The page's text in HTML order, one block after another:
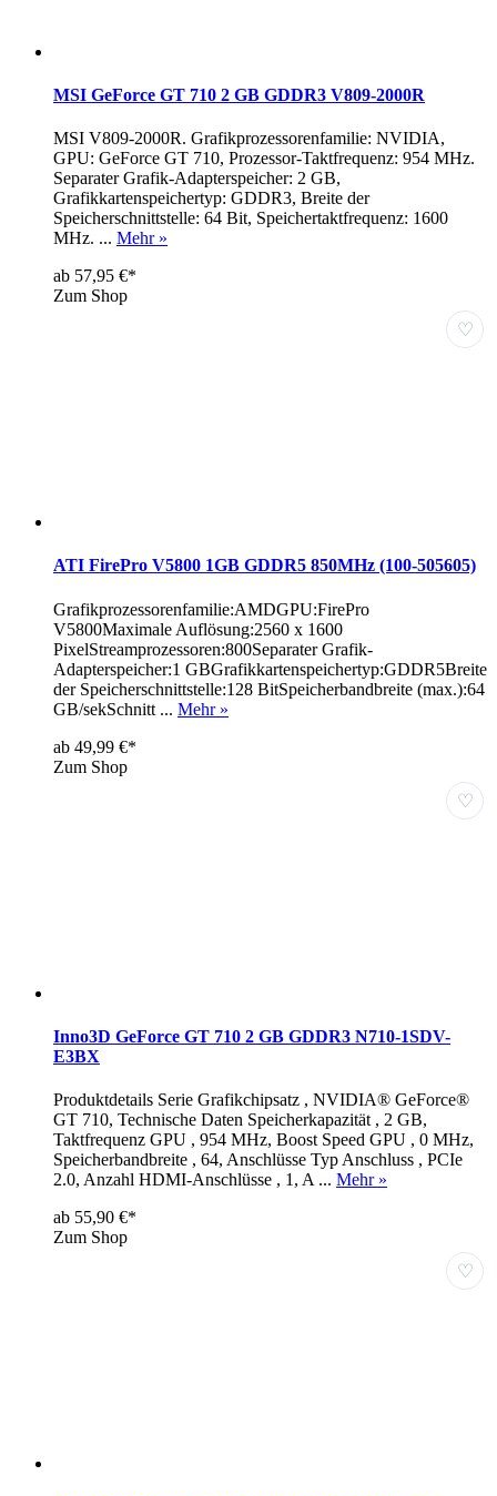
MSI GeForce GT 710 2 GB GDDR3 V809-2000R
MSI V809-2000R. Grafikprozessorenfamilie: NVIDIA,
GPU: GeForce GT 710, Prozessor-Taktfrequenz: 954 MHz.
Separater Grafik-Adapterspeicher: 2 GB,
Grafikkartenspeichertyp: GDDR3, Breite der
Speicherschnittstelle: 64 Bit, Speichertaktfrequenz: 1600
MHz. ... Mehr »
ab 57,95 €*
Zum Shop
♡
ATI FirePro V5800 1GB GDDR5 850MHz (100-505605)
Grafikprozessorenfamilie:AMDGPU:FirePro
V5800Maximale Auflösung:2560 x 1600
PixelStreamprozessoren:800Separater Grafik-
Adapterspeicher:1 GBGrafikkartenspeichertyp:GDDR5Breite
der Speicherschnittstelle:128 BitSpeicherbandbreite (max.):64
GB/sekSchnitt ... Mehr »
ab 49,99 €*
Zum Shop
♡
Inno3D GeForce GT 710 2 GB GDDR3 N710-1SDV-
E3BX
Produktdetails Serie Grafikchipsatz , NVIDIA® GeForce®
GT 710, Technische Daten Speicherkapazität , 2 GB,
Taktfrequenz GPU , 954 MHz, Boost Speed GPU , 0 MHz,
Speicherbandbreite , 64, Anschlüsse Typ Anschluss , PCIe
2.0, Anzahl HDMI-Anschlüsse , 1, A ... Mehr »
ab 55,90 €*
Zum Shop
♡